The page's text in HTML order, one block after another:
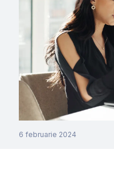
6 februarie 2024